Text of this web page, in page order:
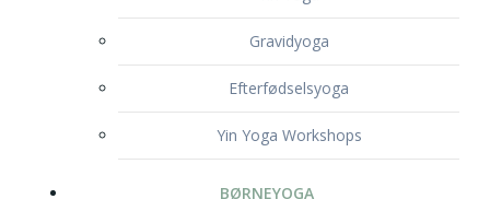
Gravidyoga
Efterfødselsyoga
Yin Yoga Workshops
BØRNEYOGA